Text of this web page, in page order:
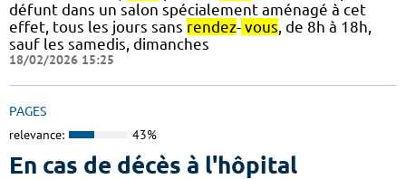
défunt dans un salon spécialement aménagé à cet
effet, tous les jours sans rendez- vous, de 8h à 18h,
sauf les samedis, dimanches
18/02/2026 15:25
PAGES
relevance: 43%
En cas de décès à l'hôpital